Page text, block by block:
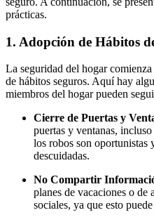
prácticas.
1. Adopción de Hábitos
La seguridad del hogar
de hábitos seguros. Aquí hay
miembros del hogar pueden
Cierre de Puertas y
puertas y ventanas,
los robos son oportunistas
descuidadas.
No Compartir
planes de vacaciones o de
sociales, ya que esto